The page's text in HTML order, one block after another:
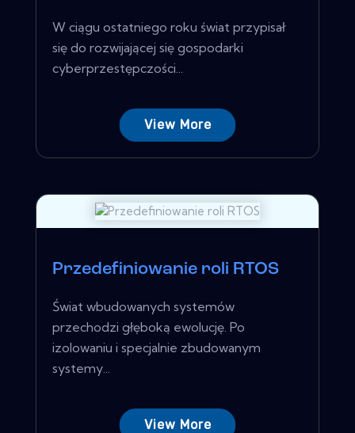
W ciągu ostatniego roku świat przypisał
się do rozwijającej się gospodarki
cyberprzestępczości...
View More
Przedefiniowanie roli RTOS
Świat wbudowanych systemów
przechodzi głęboką ewolucję. Po
izolowaniu i specjalnie zbudowanym
systemy...
View More